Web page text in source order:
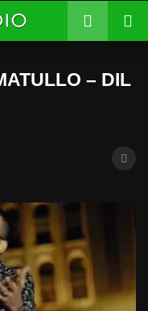
– DIL